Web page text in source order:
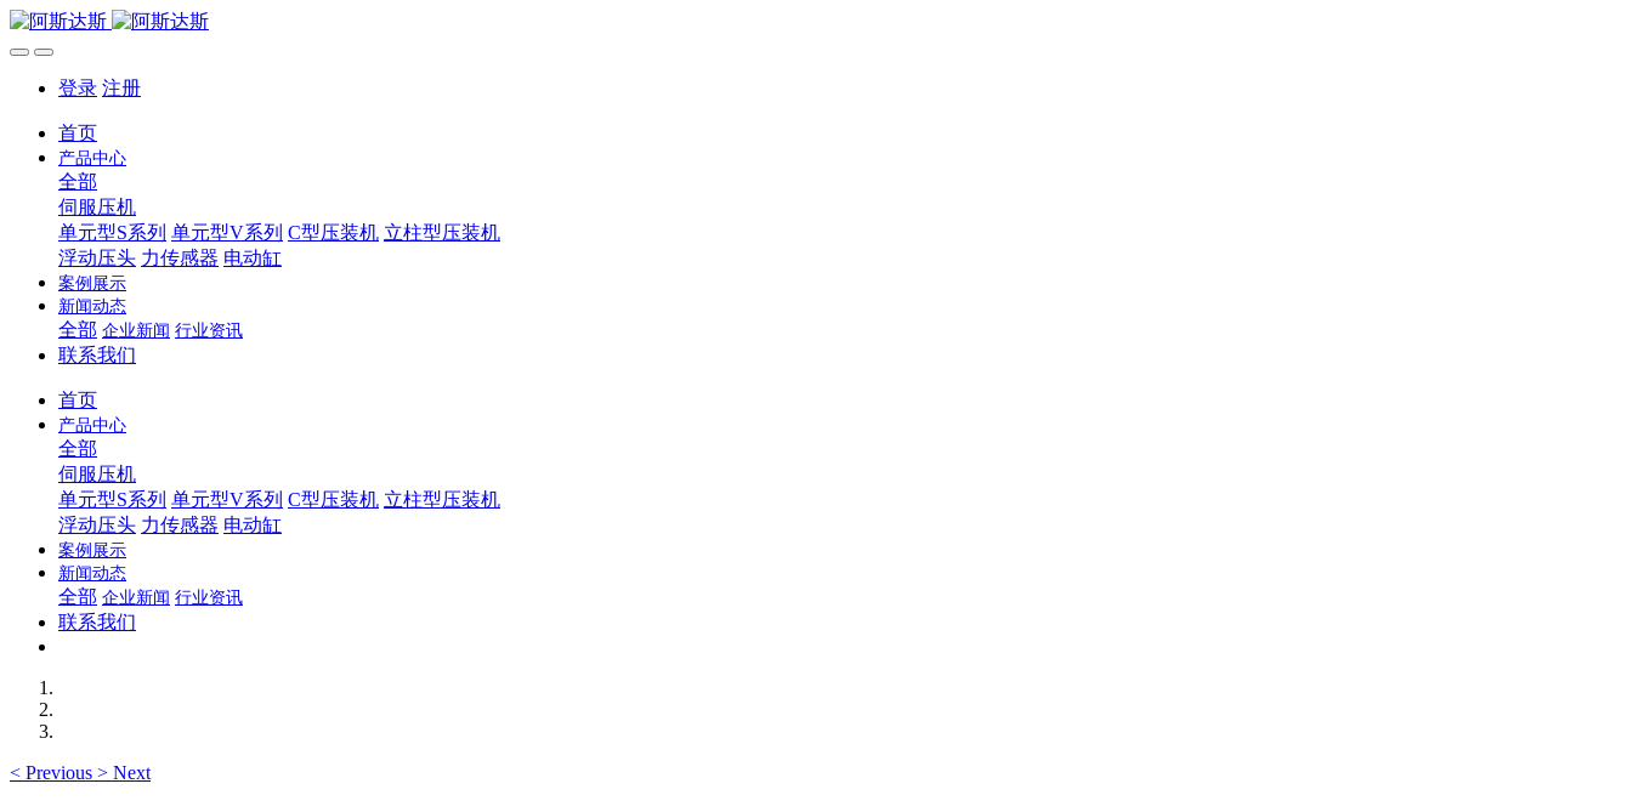
登录 注册
首页
产品中心
全部
伺服压机
单元型S系列 单元型V系列 C型压装机 立柱型压装机
浮动压头 力传感器 电动缸
案例展示
新闻动态
全部 企业新闻 行业资讯
联系我们
首页
产品中心
全部
伺服压机
单元型S系列 单元型V系列 C型压装机 立柱型压装机
浮动压头 力传感器 电动缸
案例展示
新闻动态
全部 企业新闻 行业资讯
联系我们
< Previous > Next